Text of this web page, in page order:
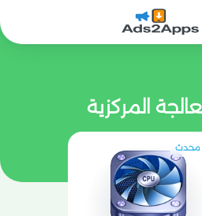
المركزية
محدث